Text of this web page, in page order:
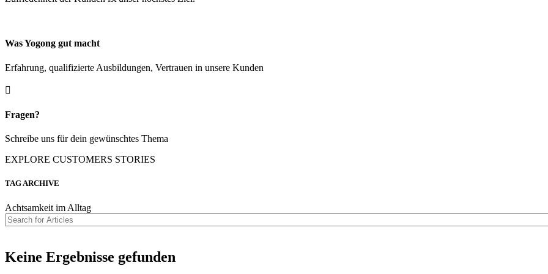
Was Yogong gut macht
Erfahrung, qualifizierte Ausbildungen, Vertrauen in unsere Kunden

Fragen?
Schreibe uns für dein gewünschtes Thema
EXPLORE CUSTOMERS STORIES
TAG ARCHIVE
Achtsamkeit im Alltag
Suchen
nach:
Keine Ergebnisse gefunden